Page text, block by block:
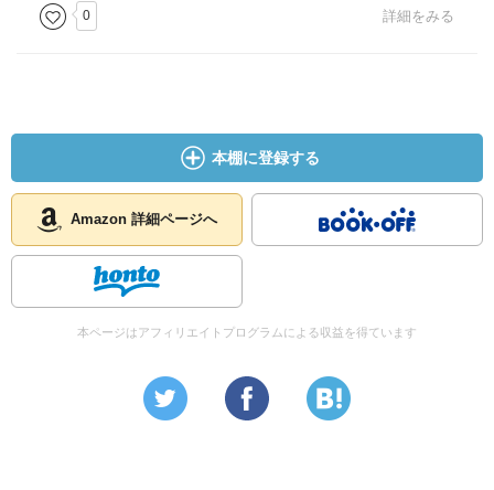
0 詳細をみる
本棚に登録する
Amazon 詳細ページへ
本ページはアフィリエイトプログラムによる収益を得ています